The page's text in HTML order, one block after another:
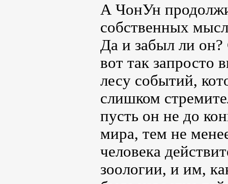
А ЧонУн
собственных
Да и забыл ли
вот так запросто
лесу событий,
слишком
пусть он не до
мира, тем не
человека
зоологии, и им,